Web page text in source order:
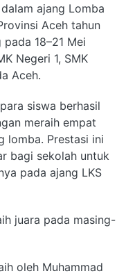
ajang Lomba
Aceh tahun
18–21 Mei
Negeri 1, SMK
Aceh.
siswa berhasil
meraih empat
lomba. Prestasi ini
bagi sekolah untuk
pada ajang LKS
juara pada masing-
oleh Muhammad